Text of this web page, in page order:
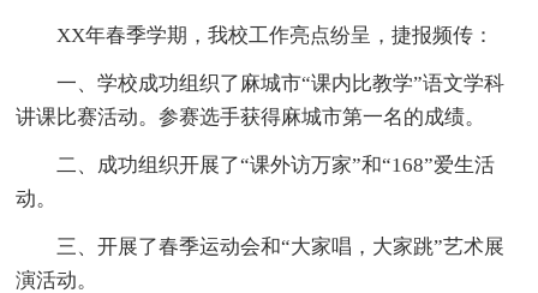
XX年春季学期，我校工作亮点纷呈，捷报频传：
一、学校成功组织了麻城市“课内比教学”语文学科
讲课比赛活动。参赛选手获得麻城市第一名的成绩。
二、成功组织开展了“课外访万家”和“168”爱生活
动。
三、开展了春季运动会和“大家唱，大家跳”艺术展
演活动。